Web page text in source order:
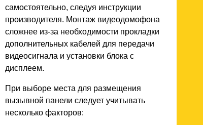
самостоятельно, следуя инструкции
производителя. Монтаж видеодомофона
сложнее из-за необходимости прокладки
дополнительных кабелей для передачи
видеосигнала и установки блока с
дисплеем.
При выборе места для размещения
вызывной панели следует учитывать
несколько факторов: